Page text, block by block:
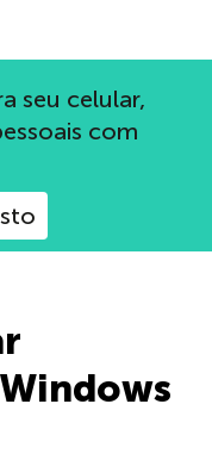
Kaspersky
seu celular,
com